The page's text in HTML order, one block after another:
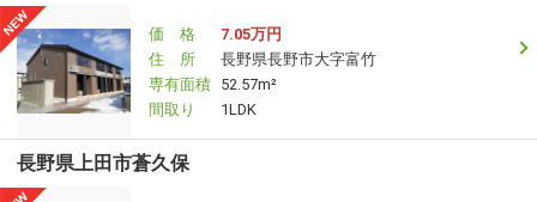
価 格
7.05万円
住 所
長野県長野市大字富竹
専有面積 52.57m²
間取り
1LDK
長野県上田市蒼久保